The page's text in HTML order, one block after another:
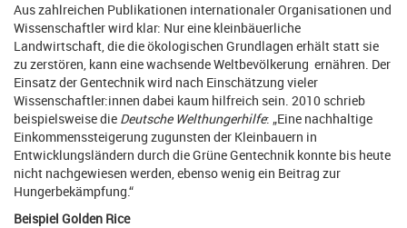
Aus zahlreichen Publikationen internationaler Organisationen und
Wissenschaftler wird klar: Nur eine kleinbäuerliche
Landwirtschaft, die die ökologischen Grundlagen erhält statt sie
zu zerstören, kann eine wachsende Weltbevölkerung ernähren. Der
Einsatz der Gentechnik wird nach Einschätzung vieler
Wissenschaftler:innen dabei kaum hilfreich sein. 2010 schrieb
beispielsweise die Deutsche Welthungerhilfe: „Eine nachhaltige
Einkommenssteigerung zugunsten der Kleinbauern in
Entwicklungsländern durch die Grüne Gentechnik konnte bis heute
nicht nachgewiesen werden, ebenso wenig ein Beitrag zur
Hungerbekämpfung.“
Beispiel Golden Rice